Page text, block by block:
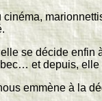
se décide
et depuis,
emmène à la